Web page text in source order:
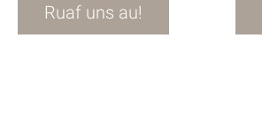
Ruaf uns au!